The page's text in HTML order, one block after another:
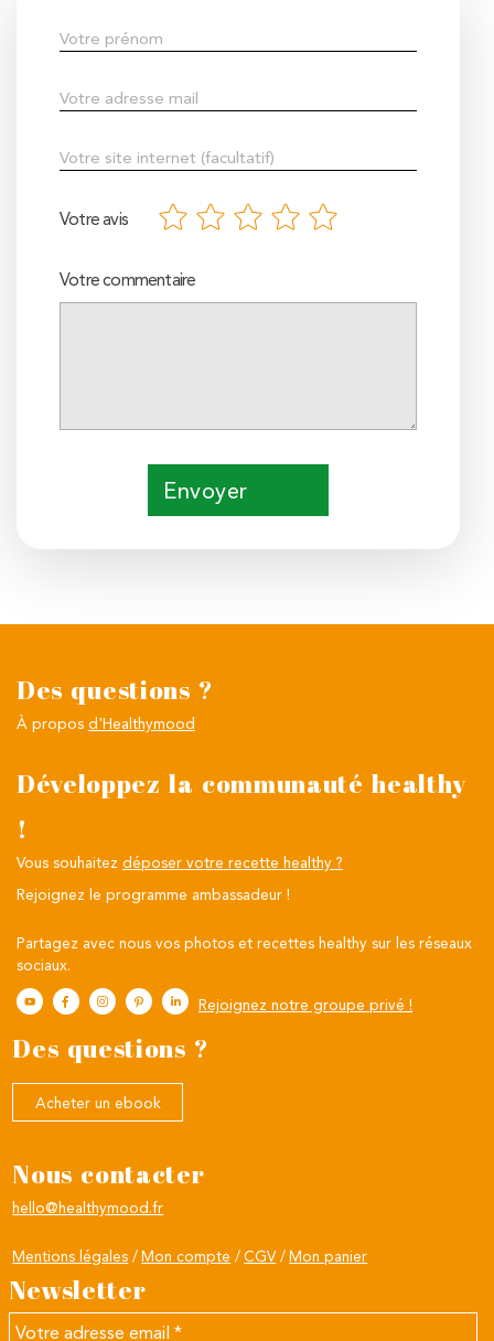
Votre avis
Votre commentaire
Envoyer
Des questions ?
À propos d'Healthymood
Développez la communauté healthy
!
Vous souhaitez déposer votre recette healthy ?
Rejoignez le programme ambassadeur !
Partagez avec nous vos photos et recettes healthy sur les réseaux
sociaux.
Rejoignez notre groupe privé !
Des questions ?
Acheter un ebook
Nous contacter
hello@healthymood.fr
Mentions légales Mon compte CGV Mon panier
Newsletter
Votre